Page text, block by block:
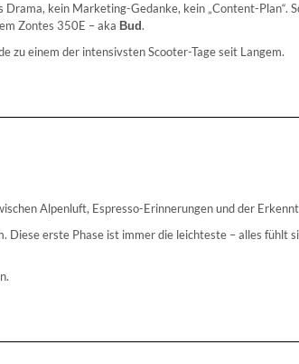
kein Marketing-Gedanke, kein „Content-Plan“.
Zontes 350E – aka Bud.
zu einem der intensivsten Scooter-Tage seit Langem.
Alpenluft, Espresso-Erinnerungen und der
erste Phase ist immer die leichteste – alles fühlt